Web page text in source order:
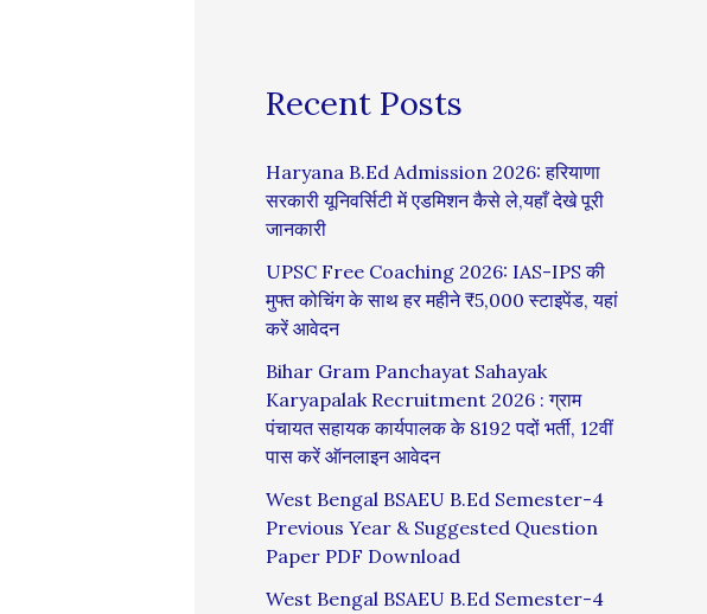
Recent Posts
Haryana B.Ed Admission 2026: हरियाणा
सरकारी यूनिवर्सिटी में एडमिशन कैसे ले,यहाँ देखे पूरी
जानकारी
UPSC Free Coaching 2026: IAS-IPS की
मुफ्त कोचिंग के साथ हर महीने ₹5,000 स्टाइपेंड, यहां
करें आवेदन
Bihar Gram Panchayat Sahayak
Karyapalak Recruitment 2026 : ग्राम
पंचायत सहायक कार्यपालक के 8192 पदों भर्ती, 12वीं
पास करें ऑनलाइन आवेदन
West Bengal BSAEU B.Ed Semester-4
Previous Year & Suggested Question
Paper PDF Download
West Bengal BSAEU B.Ed Semester-4